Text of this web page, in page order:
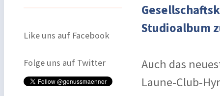
Like uns auf Facebook
Folge uns auf Twitter
Studioalbum
Auch das
Laune-Club-